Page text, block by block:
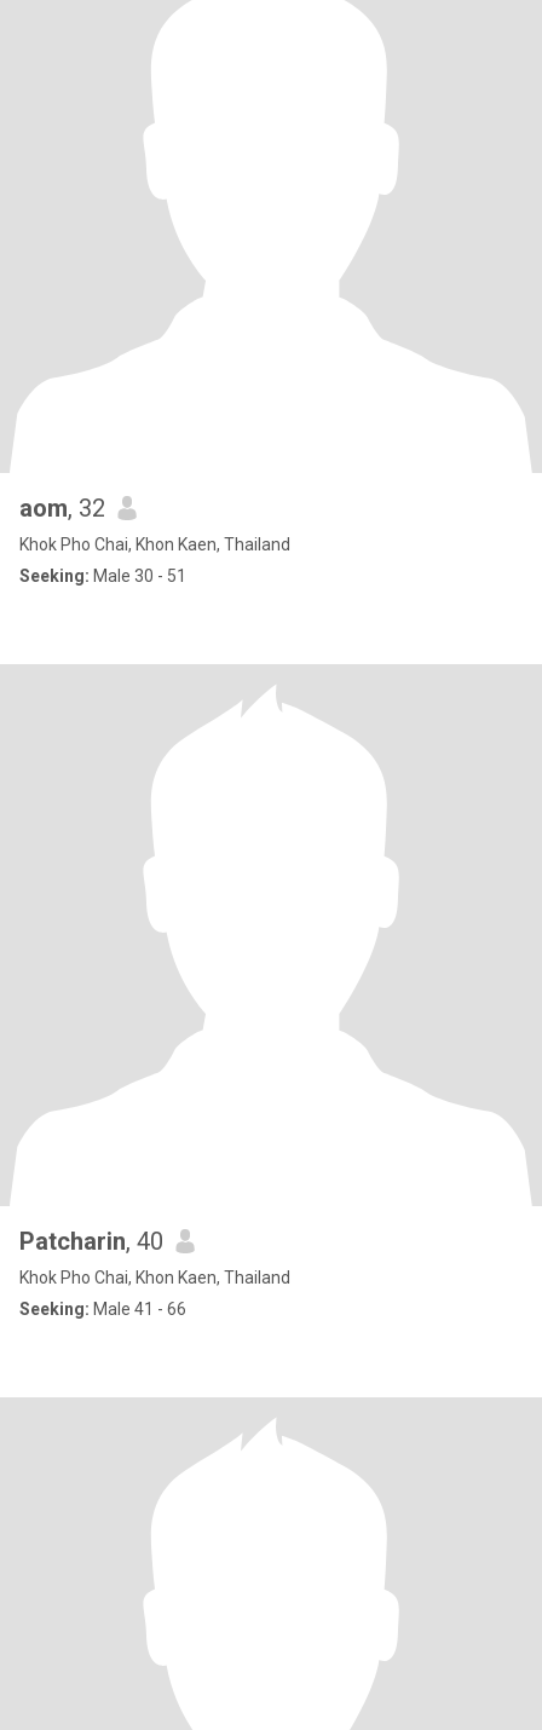
aom, 32
Khok Pho Chai, Khon Kaen, Thailand
Seeking: Male 30 - 51
Patcharin, 40
Khok Pho Chai, Khon Kaen, Thailand
Seeking: Male 41 - 66